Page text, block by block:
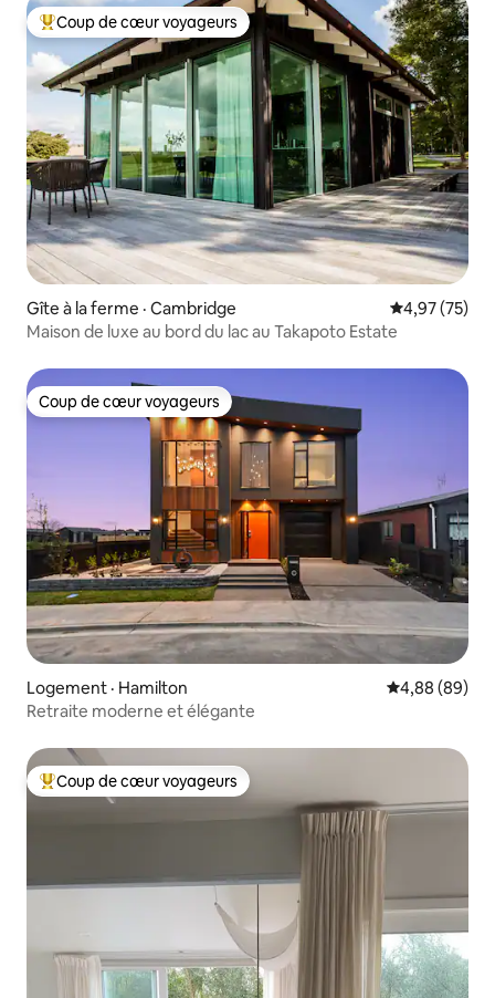
Coup de cœur voyageurs parmi les plus aimés
Coup de cœur voyageurs
Gîte à la ferme · Cambridge Note
4,97 (75)
Maison de luxe au bord du lac au Takapoto Estate
Coup de cœur voyageurs
Coup de cœur voyageurs
Logement · Hamilton Note
4,88 (89)
Retraite moderne et élégante
Coup de cœur voyageurs parmi les plus aimés
Coup de cœur voyageurs